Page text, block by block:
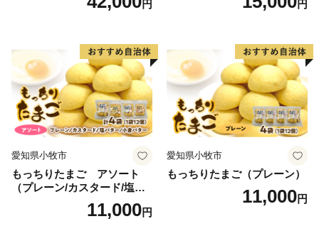
個）／災害用備蓄 保存食 非円 円
愛知県小牧市
もっちりたまご アソート
（プレーン/カスタード/塩バ
ター/小倉バター）11,000円
愛知県小牧市
もっちりたまご（プレーン）
11,000円